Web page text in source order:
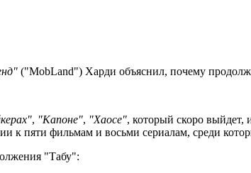
("MobLand") Харди объяснил, почему
, "Капоне", "Хаосе", который скоро выйдет,
к пяти фильмам и восьми сериалам, среди
"Табу":